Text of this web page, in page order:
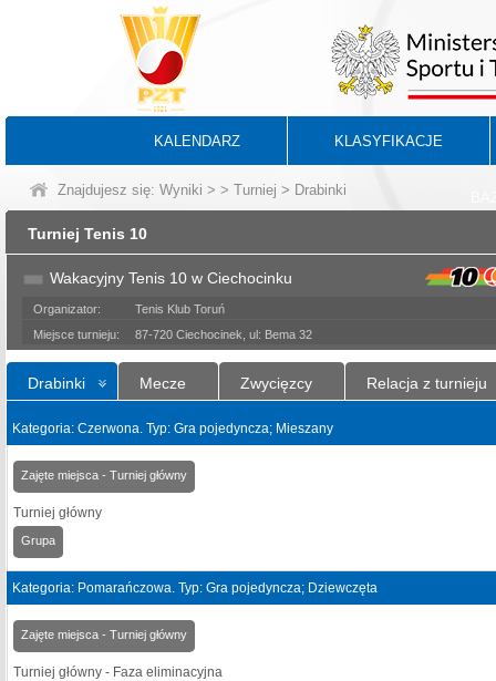
KALENDARZ KLASYFIKACJE
Znajdujesz się: Wyniki > > Turniej > Drabinki
Turniej Tenis 10
Wakacyjny Tenis 10 w Ciechocinku
Organizator:
Tenis Klub Toruń
Miejsce turnieju:
87-720 Ciechocinek, ul: Bema 32
Drabinki Mecze Zwycięzcy Relacja z turnieju
Kategoria: Czerwona. Typ: Gra pojedyncza; Mieszany
Zajęte miejsca - Turniej główny
Turniej główny
Grupa
Kategoria: Pomarańczowa. Typ: Gra pojedyncza; Dziewczęta
Zajęte miejsca - Turniej główny
Turniej główny - Faza eliminacyjna